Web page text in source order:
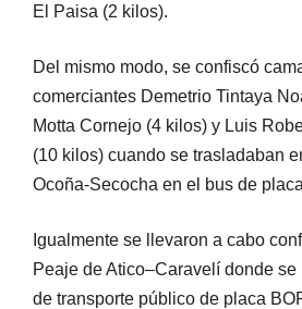
El Paisa (2 kilos).
Del mismo modo, se confiscó
comerciantes Demetrio Tintaya
Motta Cornejo (4 kilos) y Luis
(10 kilos) cuando se trasladaban
Ocoña-Secocha en el bus de
Igualmente se llevaron a cabo
Peaje de Atico–Caravelí donde
de transporte público de placa